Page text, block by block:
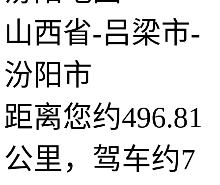
© 2026 AutoNavi - GS(2019)6379号
山西省-吕梁市-
汾阳市
距离您约496.81
公里，驾车约7